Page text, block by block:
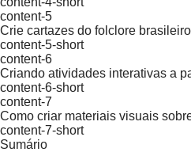
content-5
Crie cartazes do folclore
content-5-short
content-6
Criando atividades interativas a
content-6-short
content-7
Como criar materiais visuais
content-7-short
Sumário